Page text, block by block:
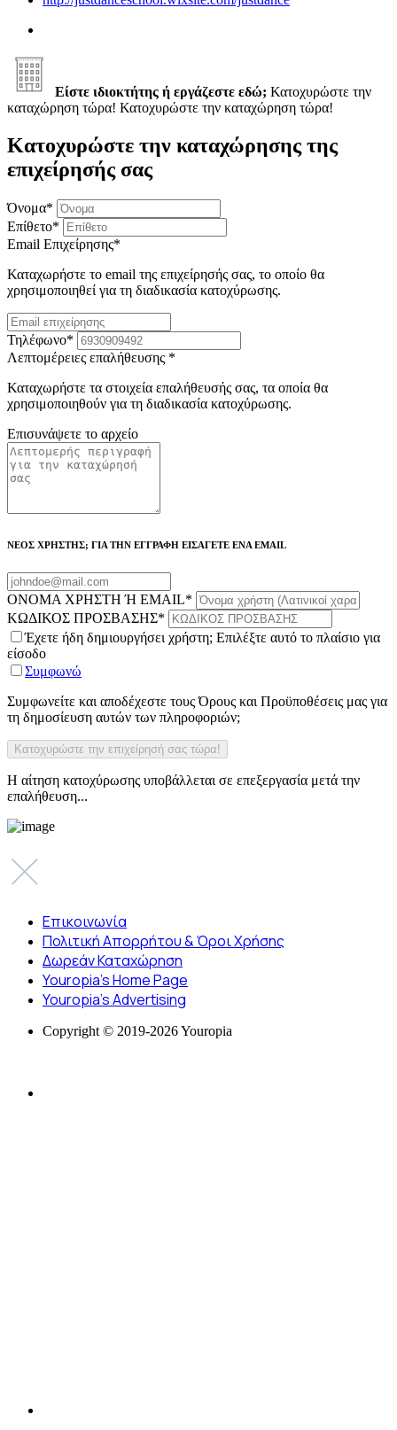
Είστε ιδιοκτήτης ή εργάζεστε εδώ; Κατοχυρώστε την
καταχώρηση τώρα! Κατοχυρώστε την καταχώρηση τώρα!
Κατοχυρώστε την καταχώρησης της
επιχείρησής σας
Όνομα*
Επίθετο*
Email Επιχείρησης*
Καταχωρήστε το email της επιχείρησής σας, το οποίο θα
χρησιμοποιηθεί για τη διαδικασία κατοχύρωσης.
Τηλέφωνο*
Λεπτομέρειες επαλήθευσης *
Καταχωρήστε τα στοιχεία επαλήθευσής σας, τα οποία θα
χρησιμοποιηθούν για τη διαδικασία κατοχύρωσης.
Επισυνάψετε το αρχείο
ΝΕΟΣ ΧΡΗΣΤΗΣ; ΓΙΑ ΤΗΝ ΕΓΓΡΑΦΗ ΕΙΣΑΓΕΤΕ ΕΝΑ EMAIL
ΟΝΟΜΑ ΧΡΗΣΤΗ Ή EMAIL*
ΚΩΔΙΚΟΣ ΠΡΟΣΒΑΣΗΣ*
Έχετε ήδη δημιουργήσει χρήστη; Επιλέξτε αυτό το πλαίσιο για
είσοδο
Συμφωνώ
Συμφωνείτε και αποδέχεστε τους Όρους και Προϋποθέσεις μας για
τη δημοσίευση αυτών των πληροφοριών;
Η αίτηση κατοχύρωσης υποβάλλεται σε επεξεργασία μετά την
επαλήθευση...
Επικοινωνία
Πολιτική Απορρήτου & Όροι Χρήσης
Δωρεάν Καταχώρηση
Youropia’s Home Page
Youropia’s Advertising
Copyright © 2019-2026 Youropia